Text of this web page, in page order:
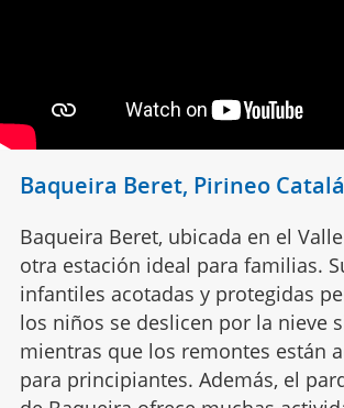
Baqueira Beret, Pirineo
Baqueira Beret, ubicada en el
otra estación ideal para familias.
infantiles acotadas y protegidas
los niños se deslicen por la nieve
mientras que los remontes están
para principiantes. Además, el